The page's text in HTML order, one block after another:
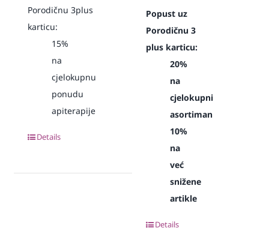
Porodičnu 3plus
karticu:
15%
na
cjelokupnu
ponudu
apiterapije
Details
Popust uz
Porodičnu 3
plus karticu:
20%
na
cjelokupni
asortiman
10%
na
već
snižene
artikle
Details